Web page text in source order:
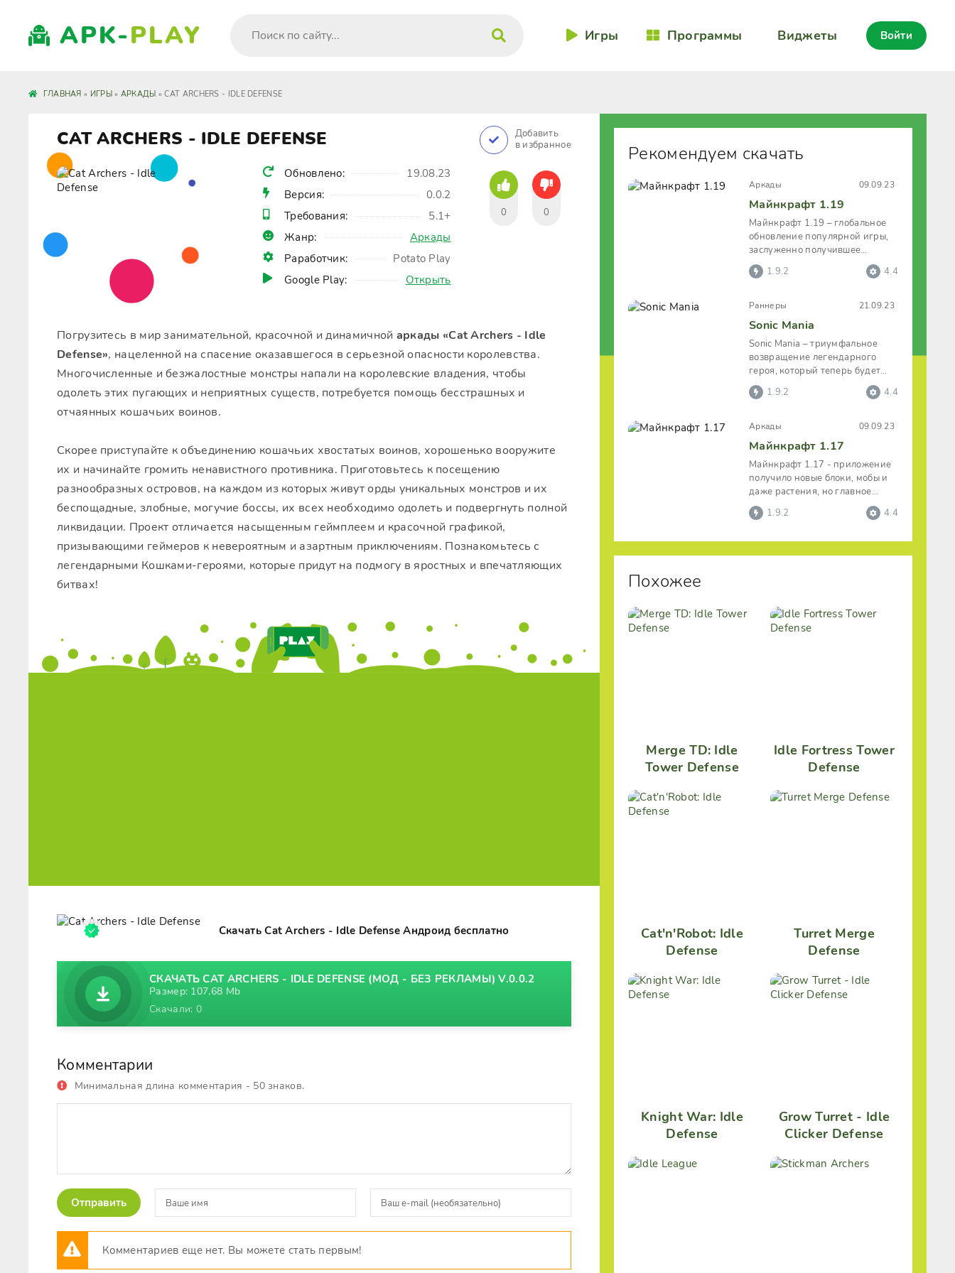
APK-PLAY Игры Программы Виджеты Войти
ГЛАВНАЯ » ИГРЫ» АРКАДЫ » CAT ARCHERS - IDLE DEFENSE
CAT ARCHERS - IDLE DEFENSE
Обновлено:
19.08.23
Версия:
0.0.2
Требования:
5.1+
Жанр:
Аркады
Раработчик:
Potato Play
Google Play:
Открыть
Добавить
в избранное
0 0
Погрузитесь в мир занимательной, красочной и динамичной аркады «Cat Archers - Idle
Defense», нацеленной на спасение оказавшегося в серьезной опасности королевства.
Многочисленные и безжалостные монстры напали на королевские владения, чтобы
одолеть этих пугающих и неприятных существ, потребуется помощь бесстрашных и
отчаянных кошачьих воинов.
Скорее приступайте к объединению кошачьих хвостатых воинов, хорошенько вооружите
их и начинайте громить ненавистного противника. Приготовьтесь к посещению
разнообразных островов, на каждом из которых живут орды уникальных монстров и их
беспощадные, злобные, могучие боссы, их всех необходимо одолеть и подвергнуть полной
ликвидации. Проект отличается насыщенным геймплеем и красочной графикой,
призывающими геймеров к невероятным и азартным приключениям. Познакомьтесь с
легендарными Кошками-героями, которые придут на подмогу в яростных и впечатляющих
битвах!
Скачать Cat Archers - Idle Defense Андроид бесплатно
СКАЧАТЬ CAT ARCHERS - IDLE DEFENSE (МОД - БЕЗ РЕКЛАМЫ) V.0.0.2
Размер: 107,68 Mb
Скачали: 0
Комментарии
Минимальная длина комментария - 50 знаков.
Отправить
Комментариев еще нет. Вы можете стать первым!
Рекомендуем скачать
Аркады 09.09.23
Майнкрафт 1.19
Майнкрафт 1.19 – глобальное
обновление популярной игры,
заслуженно получившее
название «Дикого обновления».
Новая1.9.2 4.4
Раннеры 21.09.23
Sonic Mania
Sonic Mania – триумфальное
возвращение легендарного
героя, который теперь будет
развивать головокружительную
скорость и
1.9.2 4.4
Аркады 09.09.23
Майнкрафт 1.17
Майнкрафт 1.17 - приложение
получило новые блоки, мобы и
даже растения, но главное
новшество заключается в
добавлении
1.9.2 4.4
Похожее
Merge TD: Idle
Tower Defense
Idle Fortress Tower
Defense
Cat'n'Robot: Idle
Defense
Turret Merge
Defense
Knight War: Idle
Defense
Grow Turret - Idle
Clicker Defense